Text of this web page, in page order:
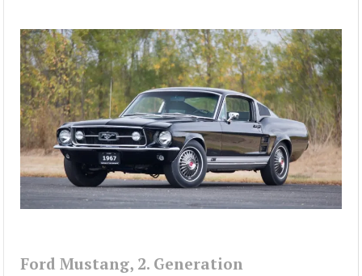
Ford Mustang, 2. Generation